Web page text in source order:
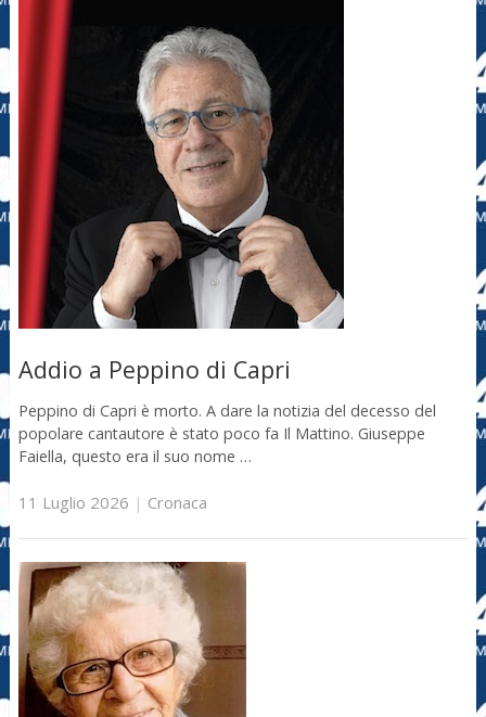
Addio a Peppino di Capri
Peppino di Capri è morto. A dare la notizia del decesso del
popolare cantautore è stato poco fa Il Mattino. Giuseppe
Faiella, questo era il suo nome …
11 Luglio 2026 | Cronaca